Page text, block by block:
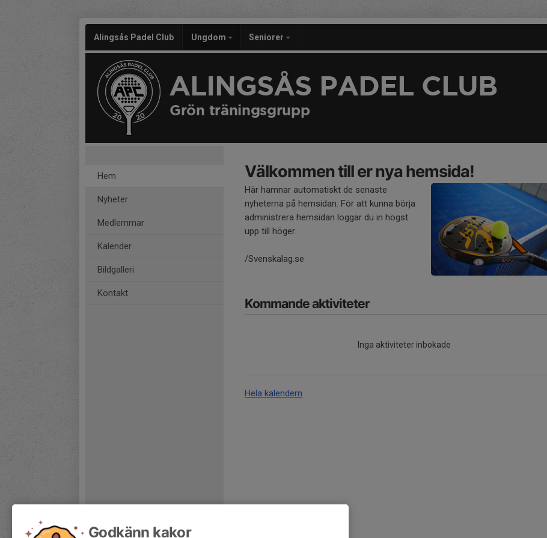
Alingsås Padel Club Ungdom Seniorer
ALINGSÅS PADEL CLUB
Grön träningsgrupp
Hem
Nyheter
Medlemmar
Kalender
Bildgalleri
Kontakt
Välkommen till er nya hemsida!
Här hamnar automatiskt de senaste
nyheterna på hemsidan. För att kunna börja
administrera hemsidan loggar du in högst
upp till höger.
/Svenskalag.se
Kommande aktiviteter
Inga aktiviteter inbokade
Hela kalendern
Godkänn kakor